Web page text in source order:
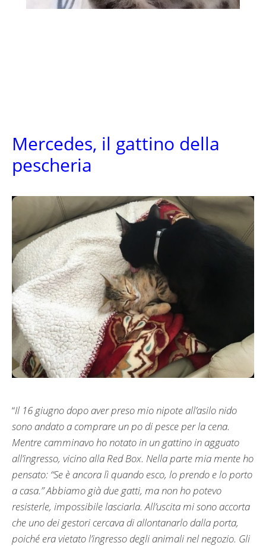
Mercedes, il gattino della
pescheria
“Il 16 giugno dopo aver preso mio nipote all’asilo nido
sono andato a comprare un po di pesce per la cena.
Mentre camminavo ho notato in un gattino in agguato
all’ingresso, vicino alla Red Box. Nella parte mia mente ho
pensato: “Se è ancora lì quando esco, lo prendo e lo porto
a casa.” Abbiamo già due gatti, ma non ho potevo
resisterle, impossibile lasciarla. All’uscita mi sono accorta
che uno dei gestori cercava di allontanarlo dalla porta,
poiché era vietato l’ingresso degli animali nel negozio. Gli